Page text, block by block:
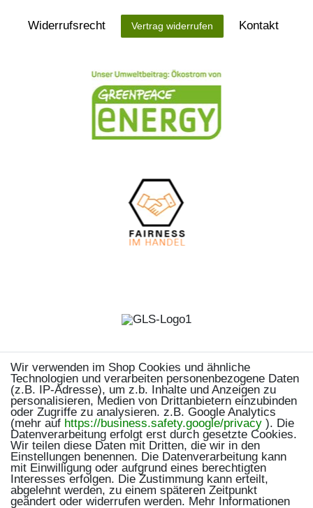
Widerrufs­recht Vertrag widerrufen Kontakt
Wir verwenden im Shop Cookies und ähnliche
Technologien und verarbeiten personenbezogene Daten
(z.B. IP-Adresse), um z.b. Inhalte und Anzeigen zu
personalisieren, Medien von Drittanbietern einzubinden
oder Zugriffe zu analysieren. z.B. Google Analytics
(mehr auf https://business.safety.google/privacy ). Die
Datenverarbeitung erfolgt erst durch gesetzte Cookies.
Wir teilen diese Daten mit Dritten, die wir in den
Einstellungen benennen. Die Datenverarbeitung kann
mit Einwilligung oder aufgrund eines berechtigten
Interesses erfolgen. Die Zustimmung kann erteilt,
abgelehnt werden, zu einem späteren Zeitpunkt
geändert oder widerrufen werden. Mehr Informationen